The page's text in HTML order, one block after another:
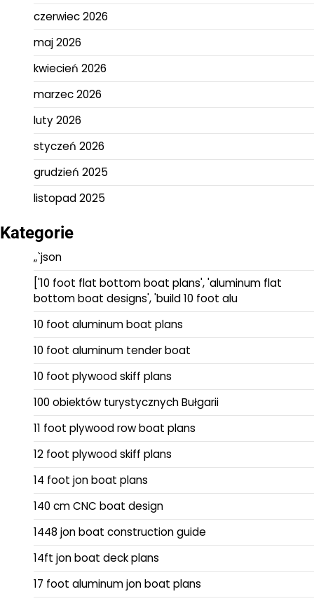
czerwiec 2026
maj 2026
kwiecień 2026
marzec 2026
luty 2026
styczeń 2026
grudzień 2025
listopad 2025
Kategorie
„`json
['10 foot flat bottom boat plans', 'aluminum flat
bottom boat designs', 'build 10 foot alu
10 foot aluminum boat plans
10 foot aluminum tender boat
10 foot plywood skiff plans
100 obiektów turystycznych Bułgarii
11 foot plywood row boat plans
12 foot plywood skiff plans
14 foot jon boat plans
140 cm CNC boat design
1448 jon boat construction guide
14ft jon boat deck plans
17 foot aluminum jon boat plans